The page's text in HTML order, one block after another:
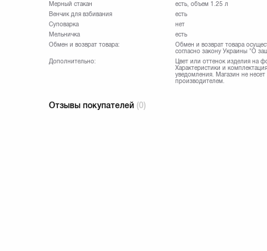
Мерный стакан
есть, объем 1.25 л
Венчик для взбивания
есть
Суповарка
нет
Мельничка
есть
Обмен и возврат товара:
Обмен и возврат товара
согласно закону Украины "О
Дополнительно:
Цвет или оттенок изделия на
Характеристики и
уведомления. Магазин не
производителем.
Отзывы покупателей (0)